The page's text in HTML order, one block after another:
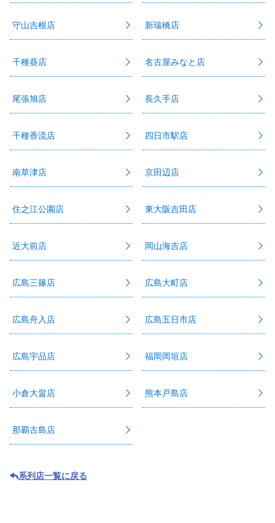
守山吉根店 新瑞橋店
千種葵店 名古屋みなと店
尾張旭店 長久手店
千種香流店 四日市駅店
南草津店 京田辺店
住之江公園店 東大阪吉田店
近大前店 岡山海吉店
広島三篠店 広島大町店
広島舟入店 広島五日市店
広島宇品店 福岡岡垣店
小倉大畠店 熊本戸島店
那覇古島店
系列店一覧に戻る